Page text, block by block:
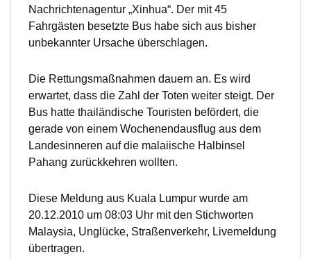
Nachrichtenagentur „Xinhua“. Der mit 45
Fahrgästen besetzte Bus habe sich aus bisher
unbekannter Ursache überschlagen.
Die Rettungsmaßnahmen dauern an. Es wird
erwartet, dass die Zahl der Toten weiter steigt. Der
Bus hatte thailändische Touristen befördert, die
gerade von einem Wochenendausflug aus dem
Landesinneren auf die malaiische Halbinsel
Pahang zurückkehren wollten.
Diese Meldung aus Kuala Lumpur wurde am
20.12.2010 um 08:03 Uhr mit den Stichworten
Malaysia, Unglücke, Straßenverkehr, Livemeldung
übertragen.